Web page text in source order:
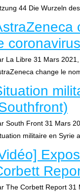
44 Die Wurzeln
La Libre 31 Mars
change le
South Front 31 Mars
militaire en Syrie
The Corbett Report 31